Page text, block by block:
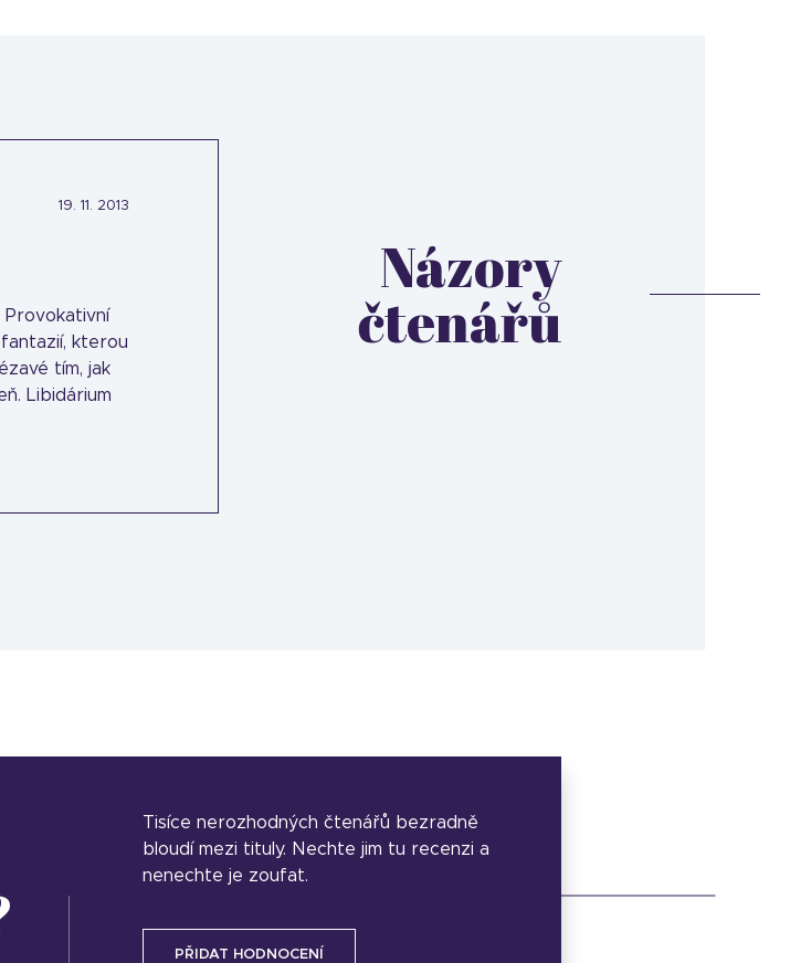
Názory
čtenářů
19. 11. 2013
Provokativní
kterou
tím, jak
Libidárium
Tisíce nerozhodných čtenářů bezradně
bloudí mezi tituly. Nechte jim tu recenzi a
nenechte je zoufat.
PŘIDAT HODNOCENÍ